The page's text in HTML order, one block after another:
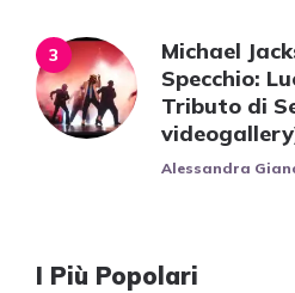
Michael
Specchio:
Tributo di
Posted
Alessandra
I Più Popolari